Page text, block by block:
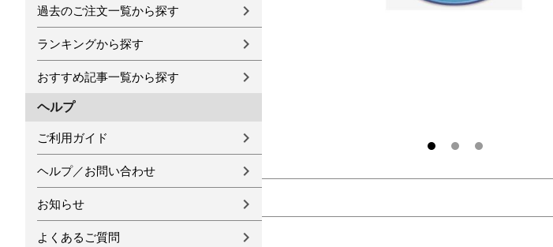
過去のご注文一覧から探す
ランキングから探す
おすすめ記事一覧から探す
ヘルプ
ご利用ガイド
ヘルプ／お問い合わせ
お知らせ
よくあるご質問